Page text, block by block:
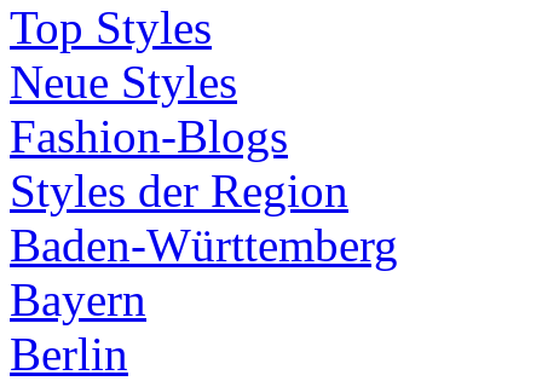
Top Styles
Neue Styles
Fashion-Blogs
Styles der Region
Baden-Württemberg
Bayern
Berlin